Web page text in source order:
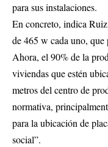
para sus instalaciones.
En concreto, indica
de 465 w cada uno,
Ahora, el 90% de la
viviendas que estén
metros del centro de
normativa,
para la ubicación de
social”.